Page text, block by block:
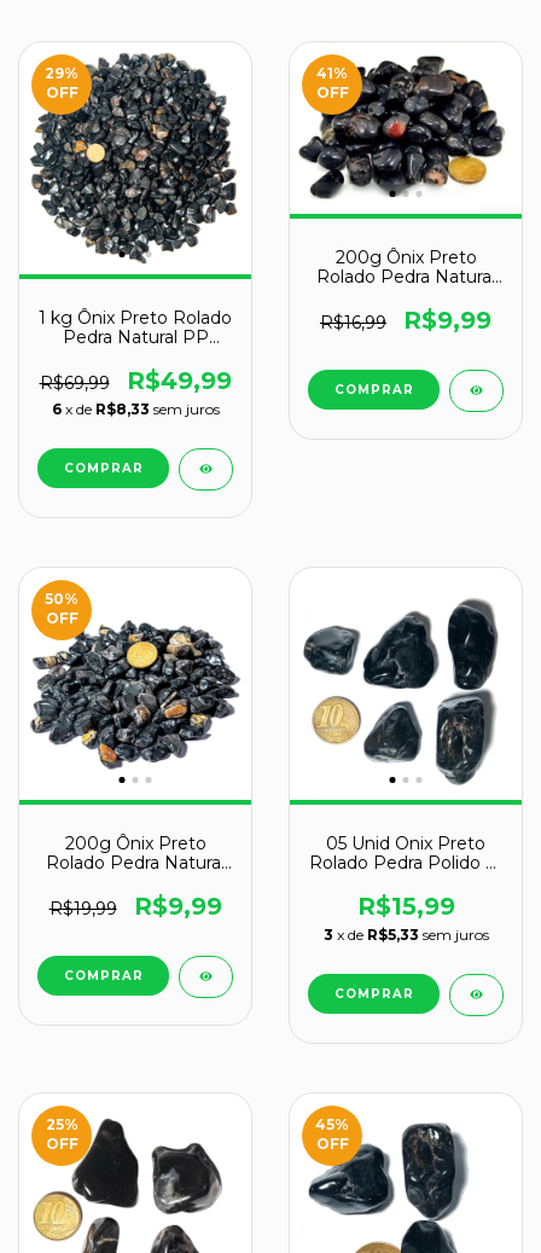
29%
OFF
1 kg Ônix Preto Rolado
Pedra Natural PP
R$69,99
R$49,99
6 x de R$8,33 sem juros
41%
OFF
200g Ônix Preto
Rolado Pedra Natural
R$16,99
R$9,99
50%
OFF
200g Ônix Preto
Rolado Pedra Natural
R$19,99
R$9,99
05 Unid Onix Preto
Rolado Pedra Polido M
R$15,99
3 x de R$5,33 sem juros
25%
OFF
45%
OFF